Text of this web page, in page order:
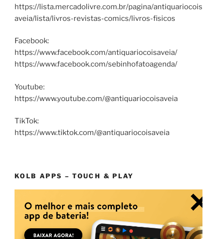
https://lista.mercadolivre.com.br/pagina/antiquariocois
aveia/lista/livros-revistas-comics/livros-fisicos
Facebook:
https://www.facebook.com/antiquariocoisaveia/
https://www.facebook.com/sebinhofatoagenda/
Youtube:
https://www.youtube.com/@antiquariocoisaveia
TikTok:
https://www.tiktok.com/@antiquariocoisaveia
KOLB APPS – TOUCH & PLAY